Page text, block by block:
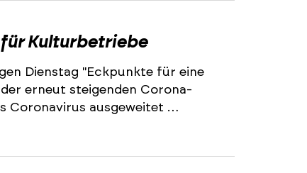
Kulturbetriebe
Dienstag "Eckpunkte für eine
erneut steigenden Corona-
Coronavirus ausgeweitet …